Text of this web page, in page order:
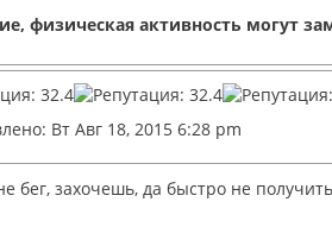
физическая активность могут
Вт Авг 18, 2015 6:28 pm
бег, захочешь, да быстро не